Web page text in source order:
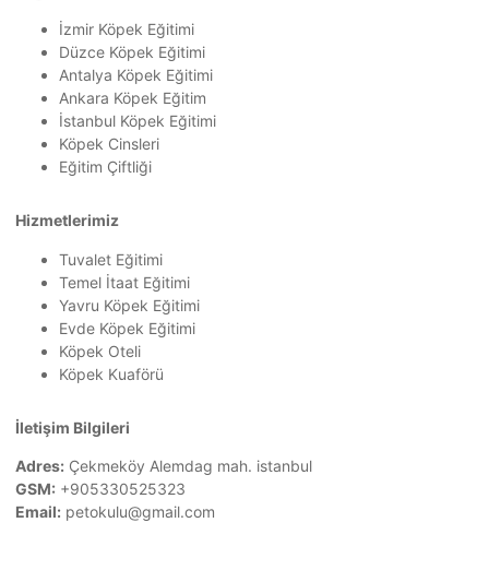
İzmir Köpek Eğitimi
Düzce Köpek Eğitimi
Antalya Köpek Eğitimi
Ankara Köpek Eğitim
İstanbul Köpek Eğitimi
Köpek Cinsleri
Eğitim Çiftliği
Hizmetlerimiz
Tuvalet Eğitimi
Temel İtaat Eğitimi
Yavru Köpek Eğitimi
Evde Köpek Eğitimi
Köpek Oteli
Köpek Kuaförü
İletişim Bilgileri
Adres: Çekmeköy Alemdag mah. istanbul
GSM: +905330525323
Email: petokulu@gmail.com